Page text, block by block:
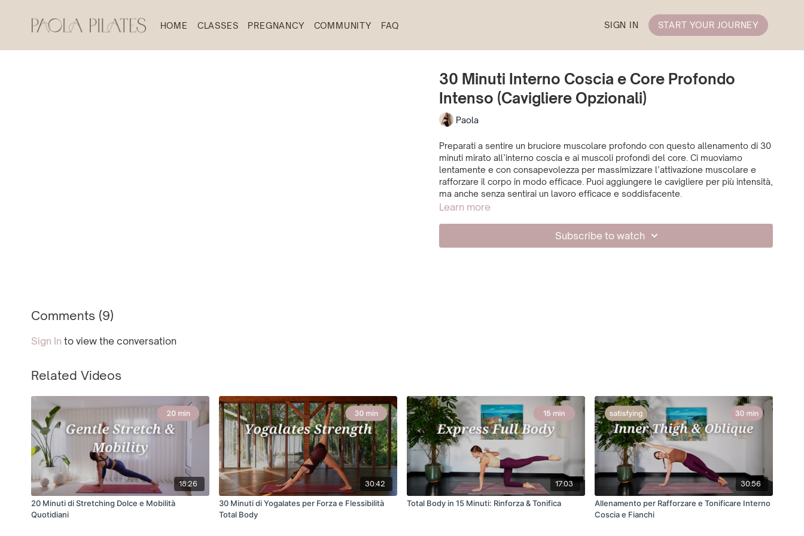
HOME CLASSES PREGNANCY COMMUNITY FAQ SIGN IN START YOUR JOURNEY
30 Minuti Interno Coscia e Core Profondo
Intenso (Cavigliere Opzionali)
Paola
Preparati a sentire un bruciore muscolare profondo con questo allenamento di 30
minuti mirato all’interno coscia e ai muscoli profondi del core. Ci muoviamo
lentamente e con consapevolezza per massimizzare l’attivazione muscolare e
rafforzare il corpo in modo efficace. Puoi aggiungere le cavigliere per più intensità,
ma anche senza sentirai un lavoro efficace e soddisfacente.
Learn more
Subscribe to watch
Comments (9)
Sign In to view the conversation
Related Videos
18:26
20 Minuti di Stretching Dolce e Mobilità
Quotidiani
30:42
30 Minuti di Yogalates per Forza e Flessibilità
Total Body
17:03
Total Body in 15 Minuti: Rinforza & Tonifica
30:56
Allenamento per Rafforzare e Tonificare Interno
Coscia e Fianchi